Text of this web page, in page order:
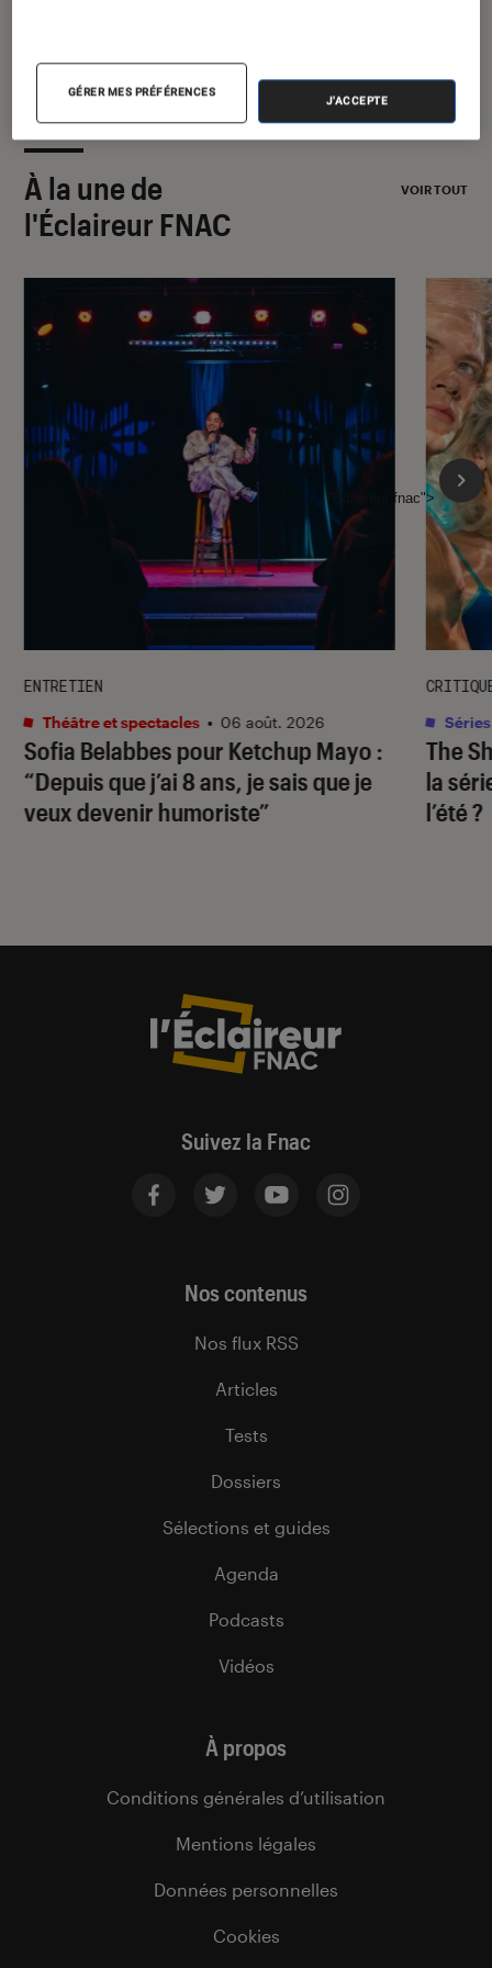
À la une de
l'Éclaireur FNAC
VOIR TOUT
Sofia Belabbes pour Ketchup Mayo :
“Depuis que j’ai 8 ans, je sais que je
veux devenir humoriste”
ENTRETIEN
Théâtre et spectacles • 06 août. 2026
The
la
l’été ?
Séries
l'Éclaireur fnac">
Suivez la Fnac
Nos contenus
Nos flux RSS
Articles
Tests
Dossiers
Sélections et guides
Agenda
Podcasts
Vidéos
À propos
Conditions générales d’utilisation
Mentions légales
Données personnelles
Cookies
GÉRER MES PRÉFÉRENCES
J'ACCEPTE